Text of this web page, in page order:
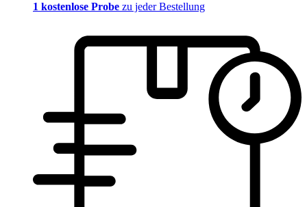
1 kostenlose Probe zu jeder Bestellung